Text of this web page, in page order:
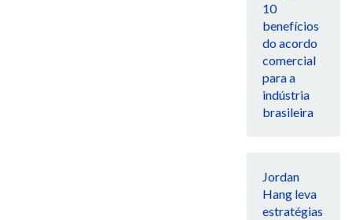
10
benefícios
do acordo
comercial
para a
indústria
brasileira
Jordan
Hang leva
estratégias